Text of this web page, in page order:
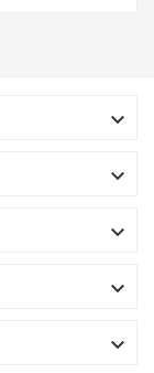




